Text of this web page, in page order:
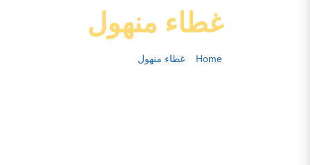
غطاء منهول
Home غطاء منهول